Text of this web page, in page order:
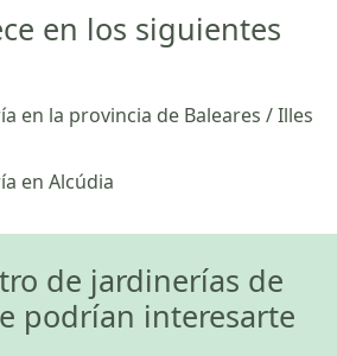
en los siguientes
en la provincia de Baleares / Illes
en Alcúdia
de jardinerías de
podrían interesarte